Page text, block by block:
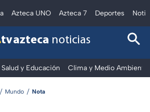
Azteca UNO Azteca 7 Deportes
tv azteca noticias
Salud y Educación Clima y Medio Ambiente
Mundo Nota